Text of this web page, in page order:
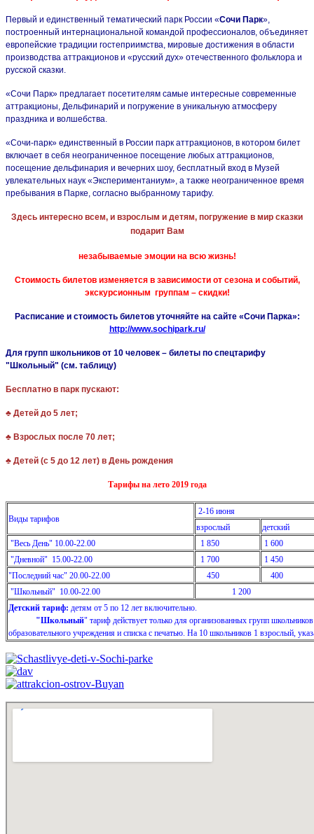
Первый и единственный тематический парк России «Сочи Парк»,
построенный интернациональной командой профессионалов, объединяет
европейские традиции гостеприимства, мировые достижения в области
производства аттракционов и «русский дух» отечественного фольклора и
русской сказки.
«Сочи Парк» предлагает посетителям самые интересные современные
аттракционы, Дельфинарий и погружение в уникальную атмосферу
праздника и волшебства.
«Сочи-парк» единственный в России парк аттракционов, в котором билет
включает в себя неограниченное посещение любых аттракционов,
посещение дельфинария и вечерних шоу, бесплатный вход в Музей
увлекательных наук «Экспериментаниум», а также неограниченное время
пребывания в Парке, согласно выбранному тарифу.
Здесь интересно всем, и взрослым и детям, погружение в мир сказки
подарит Вам
незабываемые эмоции на всю жизнь!
Стоимость билетов изменяется в зависимости от сезона и событий,
экскурсионным группам – скидки!
Расписание и стоимость билетов уточняйте на сайте «Сочи Парка»:
http://www.sochipark.ru/
Для групп школьников от 10 человек – билеты по спецтарифу
"Школьный" (см. таблицу)
Бесплатно в парк пускают:
♣ Детей до 5 лет;
♣ Взрослых после 70 лет;
♣ Детей (с 5 до 12 лет) в День рождения
Тарифы на лето 2019 года
Виды тарифов
2-16 июня
взрослый
детский
"Весь День" 10.00-22.00
1 850
1 600
"Дневной" 15.00-22.00
1 700
1 450
"Последний час" 20.00-22.00
450
400
"Школьный" 10.00-22.00
1 200
Детский тариф: детям от 5 по 12
"Школьный" тариф действует только для организованных групп
образовательного учреждения и списка с печатью. На 10 школьников 1 взрослый,